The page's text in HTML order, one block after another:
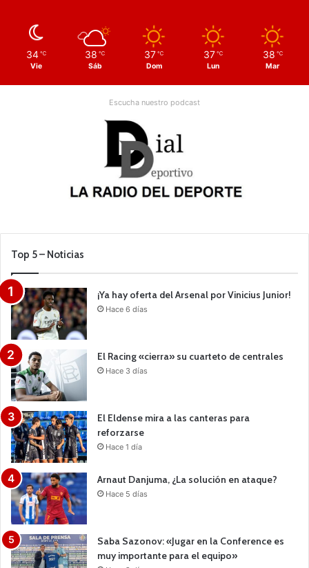
34 ℃
Vie
38 ℃
Sáb
37 ℃
Dom
37 ℃
Lun
38 ℃
Mar
Escucha nuestro podcast
Top 5 – Noticias
¡Ya hay oferta del Arsenal por Vinicius Junior!
Hace 6 días
El Racing «cierra» su cuarteto de centrales
Hace 3 días
El Eldense mira a las canteras para
reforzarse
Hace 1 día
Arnaut Danjuma, ¿La solución en ataque?
Hace 5 días
Saba Sazonov: «Jugar en la Conference es
muy importante para el equipo»